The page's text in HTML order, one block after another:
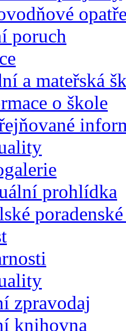
poruch
a mateřská
o škole
prohlídka
zpravodaj
knihovna